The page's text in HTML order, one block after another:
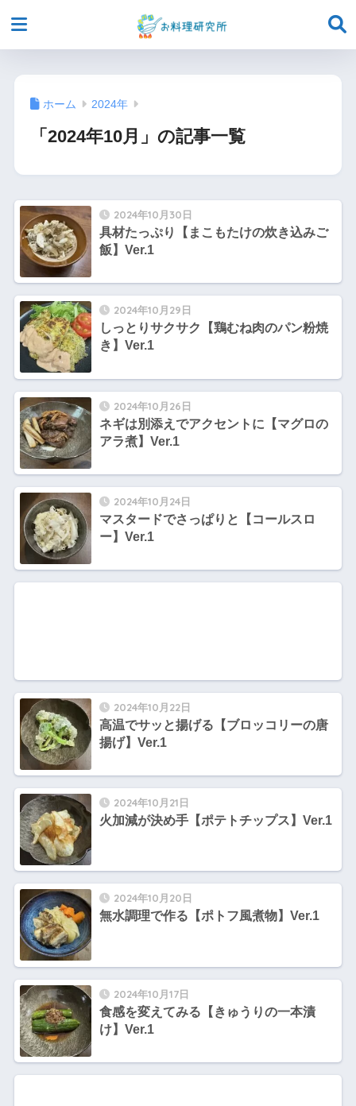
ホーム 2024年
「2024年10月」の記事一覧
2024年10月30日
具材たっぷり【まこもたけの炊き込みご
飯】Ver.1
2024年10月29日
しっとりサクサク【鶏むね肉のパン粉焼
き】Ver.1
2024年10月26日
ネギは別添えでアクセントに【マグロの
アラ煮】Ver.1
2024年10月24日
マスタードでさっぱりと【コールスロ
ー】Ver.1
2024年10月22日
高温でサッと揚げる【ブロッコリーの唐
揚げ】Ver.1
2024年10月21日
火加減が決め手【ポテトチップス】Ver.1
2024年10月20日
無水調理で作る【ポトフ風煮物】Ver.1
2024年10月17日
食感を変えてみる【きゅうりの一本漬
け】Ver.1